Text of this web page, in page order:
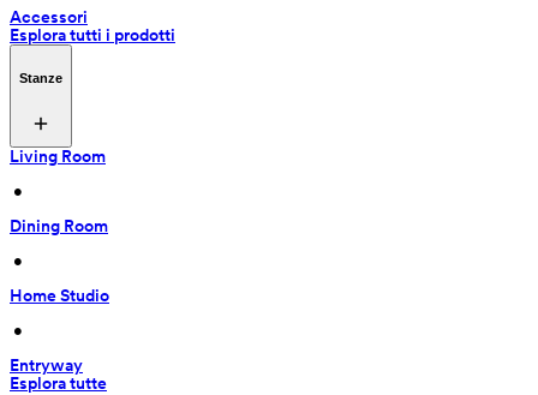
Accessori
Esplora tutti i prodotti
Stanze
Living Room
•
Dining Room
•
Home Studio
•
Entryway
Esplora tutte